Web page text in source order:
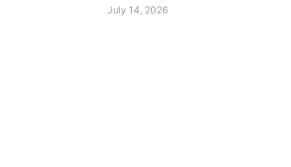
July 14, 2026